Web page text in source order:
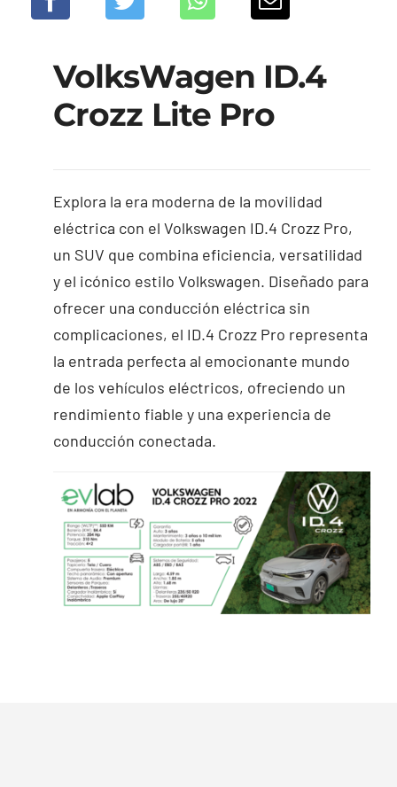
VolksWagen ID.4
Crozz Lite Pro
Explora la era moderna de la movilidad
eléctrica con el Volkswagen ID.4 Crozz Pro,
un SUV que combina eficiencia, versatilidad
y el icónico estilo Volkswagen. Diseñado para
ofrecer una conducción eléctrica sin
complicaciones, el ID.4 Crozz Pro representa
la entrada perfecta al emocionante mundo
de los vehículos eléctricos, ofreciendo un
rendimiento fiable y una experiencia de
conducción conectada.